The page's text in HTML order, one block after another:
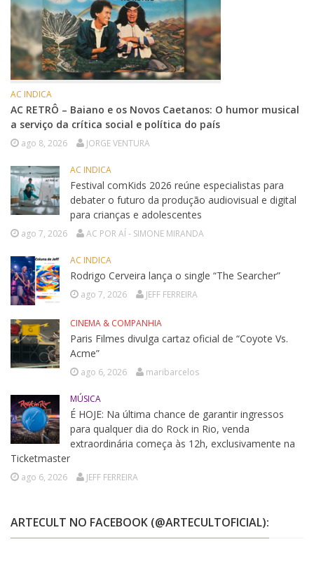
AC INDICA
AC RETRÔ – Baiano e os Novos Caetanos: O humor musical
a serviço da crítica social e política do país
ago 8, 2026 JORGE VENTURA
AC INDICA
Festival comKids 2026 reúne especialistas para
debater o futuro da produção audiovisual e digital
para crianças e adolescentes
ago 7, 2026 AC POR AÍ - SIMONE MIRANDA
AC INDICA
Rodrigo Cerveira lança o single “The Searcher”
ago 7, 2026 JEFF FERREIRA
CINEMA & COMPANHIA
Paris Filmes divulga cartaz oficial de “Coyote Vs.
Acme”
ago 6, 2026 maribarcelos
MÚSICA
É HOJE: Na última chance de garantir ingressos
para qualquer dia do Rock in Rio, venda
extraordinária começa às 12h, exclusivamente na
Ticketmaster
ago 6, 2026 JEFF FERREIRA
ARTECULT NO FACEBOOK (@ARTECULTOFICIAL):